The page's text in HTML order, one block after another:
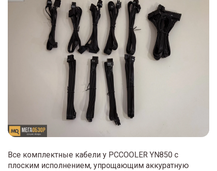
Все комплектные кабели у PCCOOLER YN850 с
плоским исполнением, упрощающим аккуратную